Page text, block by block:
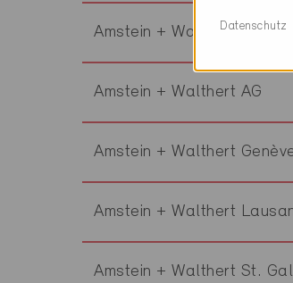
Amstein + Walthert AG
Amstein + Walthert AG
Amstein + Walthert
Amstein + Walthert
Amstein + Walthert St.
Datenschutz